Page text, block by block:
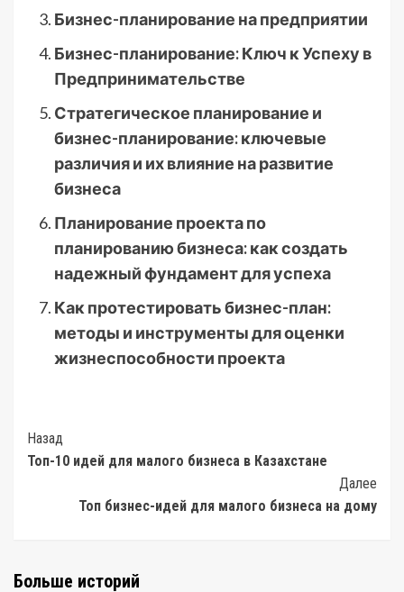
Бизнес-планирование на предприятии
Бизнес-планирование: Ключ к Успеху в
Предпринимательстве
Стратегическое планирование и
бизнес-планирование: ключевые
различия и их влияние на развитие
бизнеса
Планирование проекта по
планированию бизнеса: как создать
надежный фундамент для успеха
Как протестировать бизнес-план:
методы и инструменты для оценки
жизнеспособности проекта
Post
Navigation
Назад
Топ-10 идей для малого бизнеса в Казахстане
Далее
Топ бизнес-идей для малого бизнеса на дому
Больше историй